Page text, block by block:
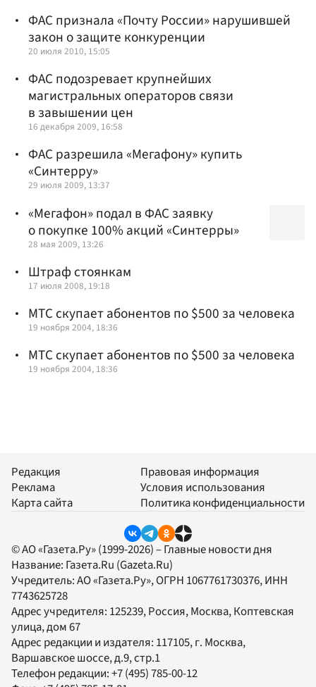
ФАС признала «Почту России» нарушившей
закон о защите конкуренции
20 июля 2010, 15:05
ФАС подозревает крупнейших
магистральных операторов связи
в завышении цен
16 декабря 2009, 16:58
ФАС разрешила «Мегафону» купить
«Синтерру»
29 июля 2009, 13:37
«Мегафон» подал в ФАС заявку
о покупке 100% акций «Синтерры»
28 мая 2009, 13:26
Штраф стоянкам
17 июля 2008, 19:18
МТС скупает абонентов по $500 за человека
19 ноября 2004, 18:36
МТС скупает абонентов по $500 за человека
19 ноября 2004, 18:36
Редакция
Реклама
Карта сайта
Правовая информация
Условия использования
Политика конфиденциальности
© АО «Газета.Ру» (1999-2026) – Главные новости дня
Название: Газета.Ru (Gazeta.Ru)
Учредитель:АО «Газета.Ру», ОГРН 1067761730376, ИНН
7743625728
Адрес учредителя: 125239, Россия, Москва, Коптевская
улица, дом 67
Адрес редакции и издателя: 117105, г. Москва,
Варшавское шоссе, д.9, стр.1
Телефон редакции:+7 (495) 785-00-12